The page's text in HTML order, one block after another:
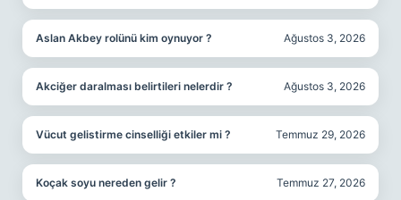
Aslan Akbey rolünü kim oynuyor ? Ağustos 3, 2026
Akciğer daralması belirtileri nelerdir ? Ağustos 3, 2026
Vücut gelistirme cinselliği etkiler mi ? Temmuz 29, 2026
Koçak soyu nereden gelir ? Temmuz 27, 2026